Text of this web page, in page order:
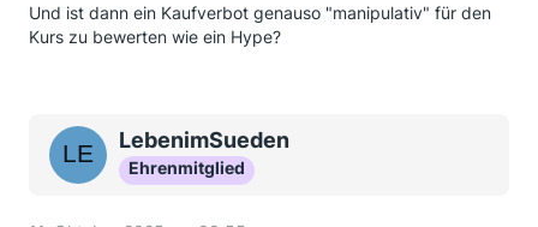
Und ist dann ein Kaufverbot genauso "manipulativ" für den
Kurs zu bewerten wie ein Hype?
LebenimSueden
Ehrenmitglied